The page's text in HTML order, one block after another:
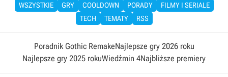
WSZYSTKIE GRY COOLDOWN PORADY
FILMY I SERIALE
TECH
TEMATY RSS
Poradnik Gothic RemakeNajlepsze gry 2026 roku
Najlepsze gry 2025 rokuWiedźmin 4Najbliższe premiery